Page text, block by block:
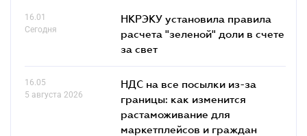
16.01
Сегодня
НКРЭКУ установила правила
расчета "зеленой" доли в счете
за свет
16.05
5 августа 2026
НДС на все посылки из-за
границы: как изменится
растаможивание для
маркетплейсов и граждан